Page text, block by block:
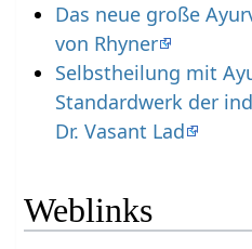
Das neue große
von Rhyner
Selbstheilung mit
Standardwerk der
Dr. Vasant Lad
Weblinks